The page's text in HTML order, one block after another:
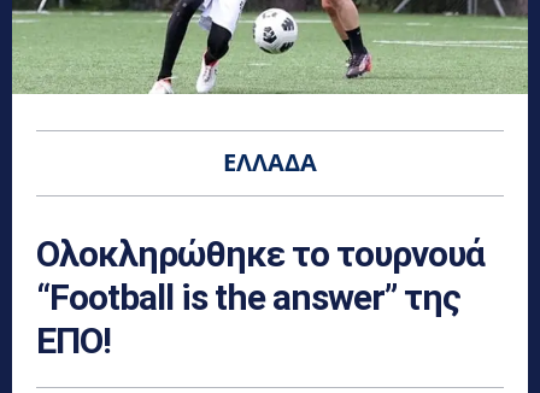
ΕΛΛΆΔΑ
Ολοκληρώθηκε το τουρνουά
“Football is the answer” της
ΕΠΟ!